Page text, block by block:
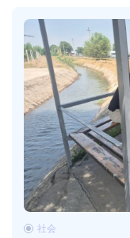
社会